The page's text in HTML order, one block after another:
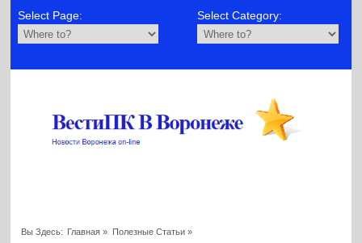
Select Page: Select Category:
Вы Здесь: Главная » Полезные Статьи»